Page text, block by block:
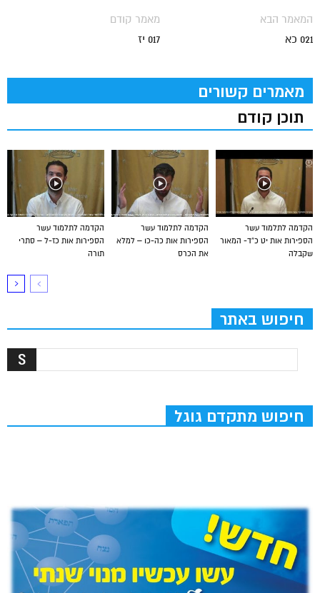
מאמר קודם
017 יז
המאמר הבא
021 כא
מאמרים קשורים
תוכן קודם
הקדמה לתלמוד עשר
הספירות אות כז-ל – סתרי
תורה
הקדמה לתלמוד עשר
הספירות אות כה-כו – למלא
את הכרס
הקדמה לתלמוד עשר
הספירות אות יט כ”ד- המאור
שקבלה
חיפוש באתר
חיפוש מתקדם גוגל